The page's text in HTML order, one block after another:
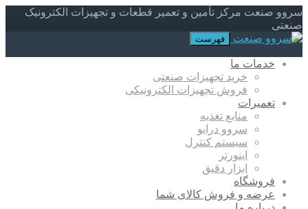
سروو صنعت مرکز تأمین و تعمیر قطعات و تجهیزات الکترونیک
صنعتی
فهرست
خدمات ما
خرید تجهیزات صنعتی
فروش تجهیزات الکترونیکی
تعمیرات
منابع تغذیه
سروو درایو
سیستم کنترل
اینورتر
ابزار دقیق
فروشگاه
عرضه و فروش کالای شما